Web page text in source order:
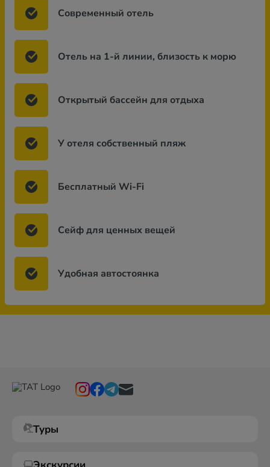
Современный отель
Отель на 1-й линии, близость к морю
Открытый бассейн для отдыха
У отеля собственный пляж
Бесплатный Wi-Fi
Сейф для ценных вещей
Удобная автостоянка
Туры